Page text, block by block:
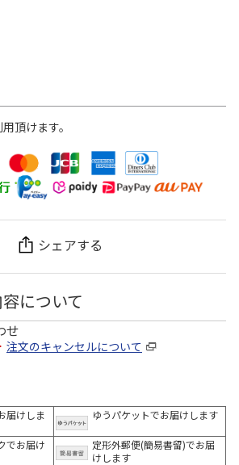
頂けます。
シェアする
について
せ
注文のキャンセルについて
届けしま
ゆうパケットでお届けします
でお届け
定形外郵便(簡易書留)でお届
けします